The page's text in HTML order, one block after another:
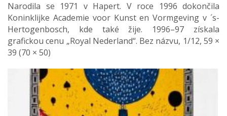
Narodila se 1971 v Hapert. V roce 1996 dokončila
Koninklijke Academie voor Kunst en Vormgeving v ´s-
Hertogenbosch, kde také žije. 1996–97 získala
grafickou cenu „Royal Nederland“. Bez názvu, 1/12, 59 ×
39 (70 × 50)